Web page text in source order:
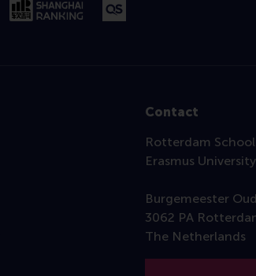
Contact
Rotterdam
Erasmus University
Burgemeester
3062 PA
The Netherlands